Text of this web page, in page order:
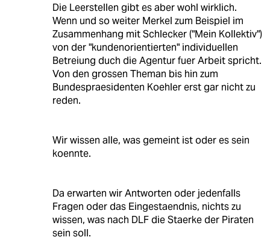
Die Leerstellen gibt es aber wohl wirklich.
Wenn und so weiter Merkel zum Beispiel im
Zusammenhang mit Schlecker ("Mein Kollektiv")
von der "kundenorientierten" individuellen
Betreiung duch die Agentur fuer Arbeit spricht.
Von den grossen Theman bis hin zum
Bundespraesidenten Koehler erst gar nicht zu
reden.
Wir wissen alle, was gemeint ist oder es sein
koennte.
Da erwarten wir Antworten oder jedenfalls
Fragen oder das Eingestaendnis, nichts zu
wissen, was nach DLF die Staerke der Piraten
sein soll.